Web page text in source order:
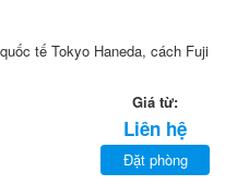
tế Tokyo Haneda, cách Fuji
Giá từ:
Liên hệ
Đặt phòng